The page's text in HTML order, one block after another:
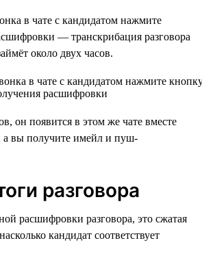
в чате с кандидатом нажмите
— транскрибация разговора
около двух часов.
он появится в этом же чате вместе
а вы получите имейл и пуш-
разговора
расшифровки разговора, это сжатая
кандидат соответствует